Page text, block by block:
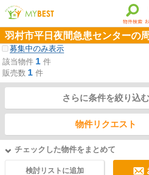
物件検索
羽村市平日夜間急患センターの
募集中のみ表示
該当物件 1 件
販売数 1 件
さらに条件を絞り込む
物件リクエスト
チェックした物件をまとめて
検討リストに追加